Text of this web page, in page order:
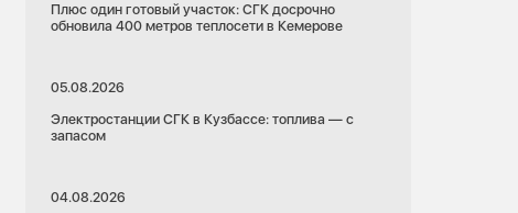
Плюс один готовый участок: СГК досрочно
обновила 400 метров теплосети в Кемерове
05.08.2026
Электростанции СГК в Кузбассе: топлива — с
запасом
04.08.2026